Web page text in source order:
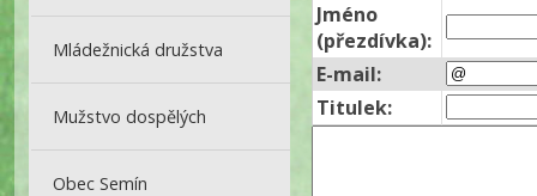
Mládežnická družstva
Mužstvo dospělých
Obec Semín
Jméno
(přezdívka):
E-mail:
Titulek: